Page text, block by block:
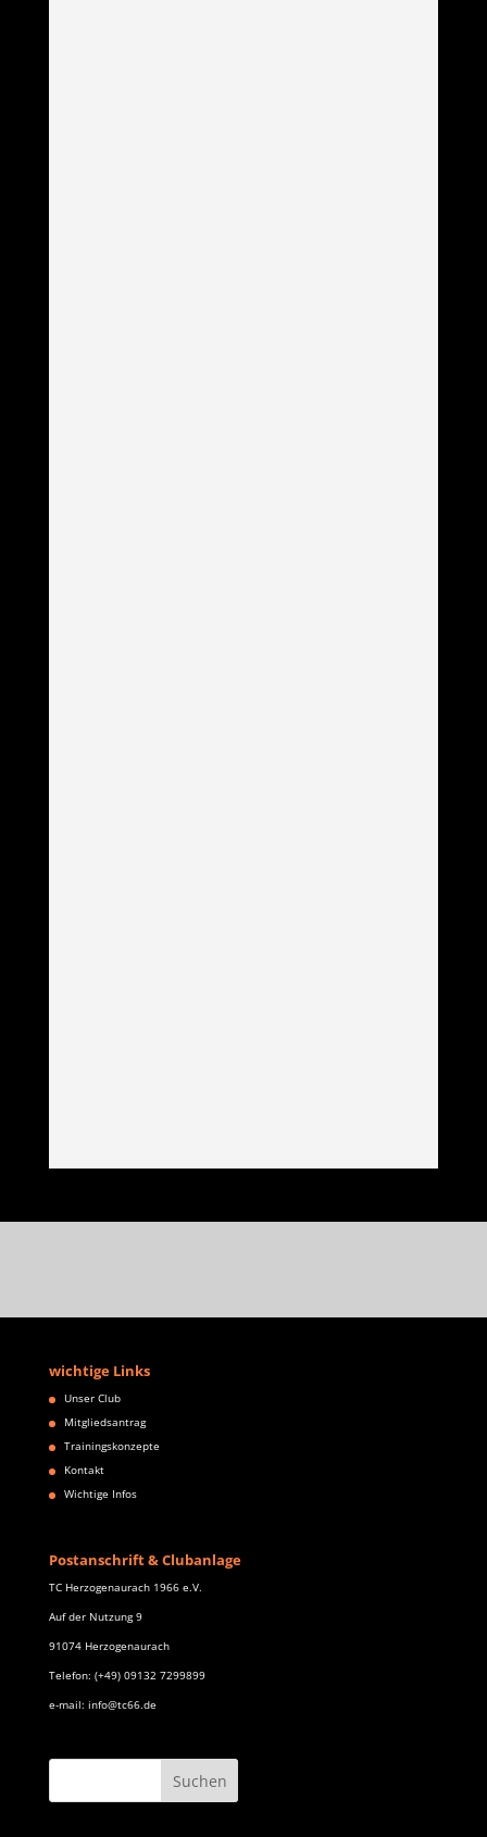
wichtige Links
Unser Club
Mitgliedsantrag
Trainingskonzepte
Kontakt
Wichtige Infos
Postanschrift & Clubanlage
TC Herzogenaurach 1966 e.V.
Auf der Nutzung 9
91074 Herzogenaurach
Telefon: (+49) 09132 7299899
e-mail: info@tc66.de